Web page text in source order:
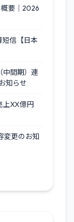
概要｜2026
短信【日本
中間期）連
知らせ
上XX億円
変更のお知